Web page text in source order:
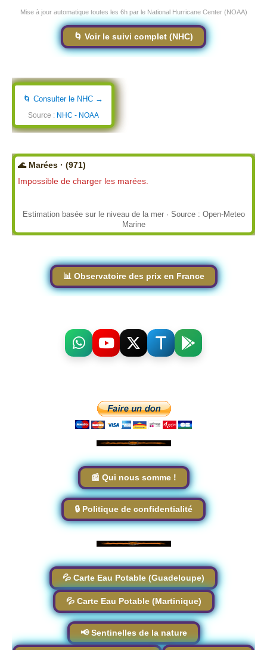
Mise à jour automatique toutes les 6h par le National Hurricane Center (NOAA)
🌀 Voir le suivi complet (NHC)
🌀 Consulter le NHC →
Source : NHC - NOAA
🌊 Marées · (971)
Impossible de charger les marées.
Estimation basée sur le niveau de la mer · Source : Open-Meteo
Marine
📊 Observatoire des prix en France
📰 Qui nous somme !
🔒 Politique de confidentialité
💦 Carte Eau Potable (Guadeloupe)
💦 Carte Eau Potable (Martinique)
📢 Sentinelles de la nature